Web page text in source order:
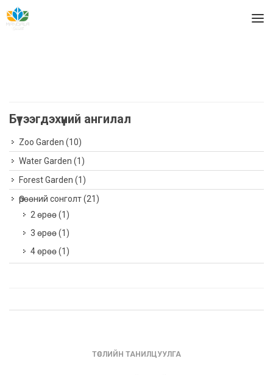
Бүтээгдэхүүний ангилал
Zoo Garden (10)
Water Garden (1)
Forest Garden (1)
Өрөөний сонголт(21)
2 өрөө(1)
3 өрөө(1)
4 өрөө(1)
ТӨСЛИЙН ТАНИЛЦУУЛГА